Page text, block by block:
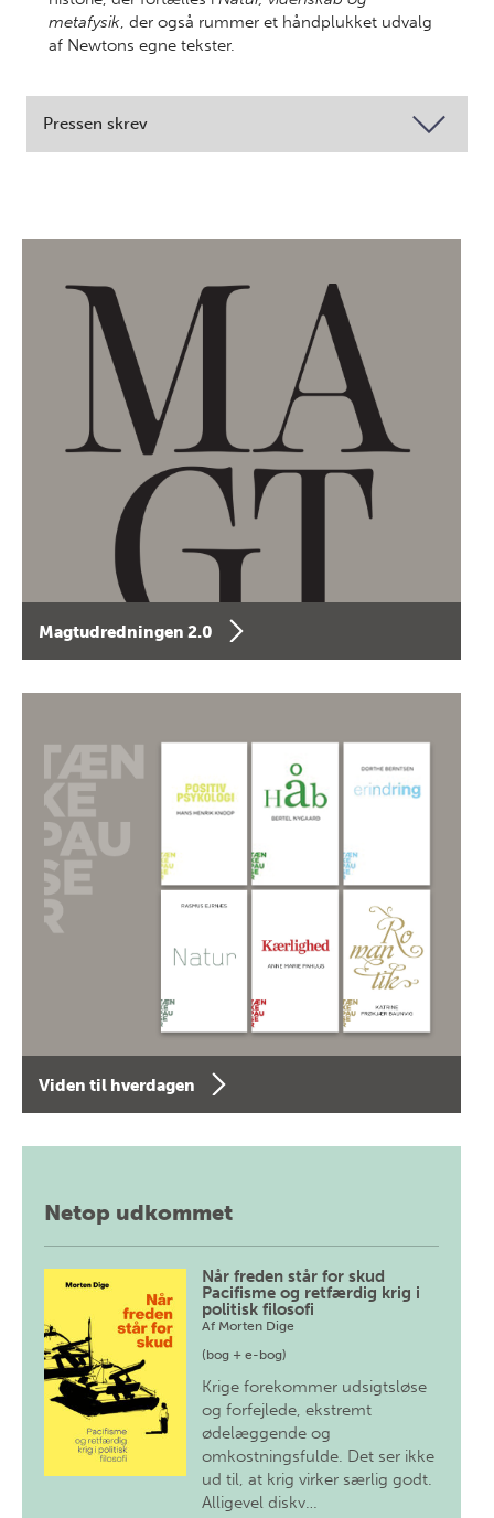
metafysik, der også rummer et håndplukket udvalg
af Newtons egne tekster.
Pressen skrev
Magtudredningen 2.0
Viden til hverdagen
Netop udkommet
Når freden står for skud
Pacifisme og retfærdig krig i
politisk filosofi
Af Morten Dige
(bog + e-bog)
Krige forekommer udsigtsløse
og forfejlede, ekstremt
ødelæggende og
omkostningsfulde. Det ser ikke
ud til, at krig virker særlig godt.
Alligevel diskv…